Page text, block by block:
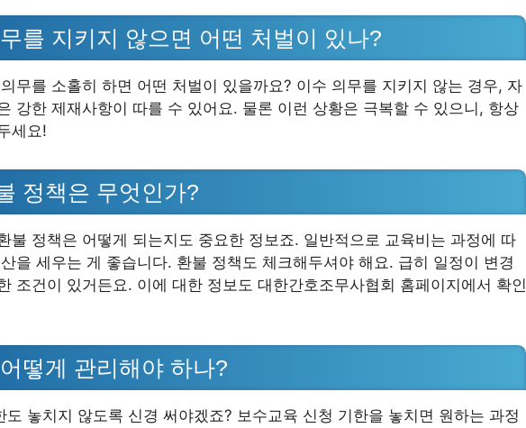
를 지키지 않으면 어떤 처벌이 있나?
무를 소홀히 하면 어떤 처벌이 있을까요? 이수 의무를 지키지 않는 경우, 자
강한 제재사항이 따를 수 있어요. 물론 이런 상황은 극복할 수 있으니, 항상
세요!
정책은 무엇인가?
불 정책은 어떻게 되는지도 중요한 정보죠. 일반적으로 교육비는 과정에 따
을 세우는 게 좋습니다. 환불 정책도 체크해두셔야 해요. 급히 일정이 변경
조건이 있거든요. 이에 대한 정보도 대한간호조무사협회 홈페이지에서 확인
떻게 관리해야 하나?
도 놓치지 않도록 신경 써야겠죠? 보수교육 신청 기한을 놓치면 원하는 과정